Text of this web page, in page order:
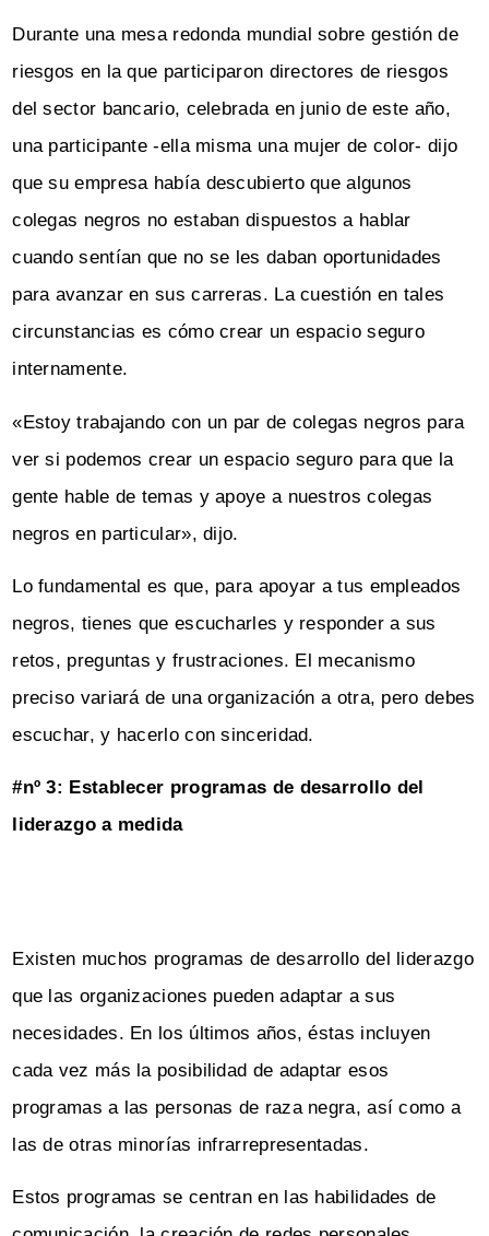
Durante una mesa redonda mundial sobre gestión de
riesgos en la que participaron directores de riesgos
del sector bancario, celebrada en junio de este año,
una participante -ella misma una mujer de color- dijo
que su empresa había descubierto que algunos
colegas negros no estaban dispuestos a hablar
cuando sentían que no se les daban oportunidades
para avanzar en sus carreras. La cuestión en tales
circunstancias es cómo crear un espacio seguro
internamente.
«Estoy trabajando con un par de colegas negros para
ver si podemos crear un espacio seguro para que la
gente hable de temas y apoye a nuestros colegas
negros en particular», dijo.
Lo fundamental es que, para apoyar a tus empleados
negros, tienes que escucharles y responder a sus
retos, preguntas y frustraciones. El mecanismo
preciso variará de una organización a otra, pero debes
escuchar, y hacerlo con sinceridad.
#nº 3: Establecer programas de desarrollo del
liderazgo a medida
Existen muchos programas de desarrollo del liderazgo
que las organizaciones pueden adaptar a sus
necesidades. En los últimos años, éstas incluyen
cada vez más la posibilidad de adaptar esos
programas a las personas de raza negra, así como a
las de otras minorías infrarrepresentadas.
Estos programas se centran en las habilidades de